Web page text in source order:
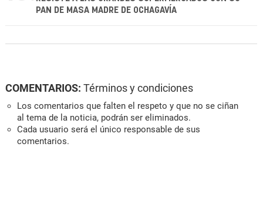
PAN DE MASA MADRE DE OCHAGAVÍA
COMENTARIOS: Términos y condiciones
Los comentarios que falten el respeto y que no se ciñan
al tema de la noticia, podrán ser eliminados.
Cada usuario será el único responsable de sus
comentarios.